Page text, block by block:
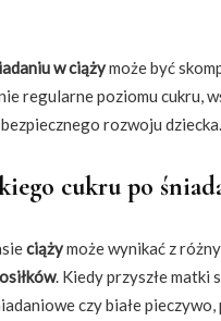
w ciążymoże być
regularne poziomu cukru,
rozwoju dziecka.
cukru po
ciążymoże wynikać z
. Kiedy przyszłe matki
czy białe